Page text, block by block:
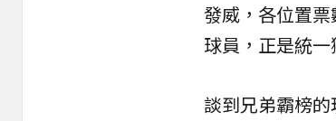
發威，各位置
球員，正是統一
談到兄弟霸榜